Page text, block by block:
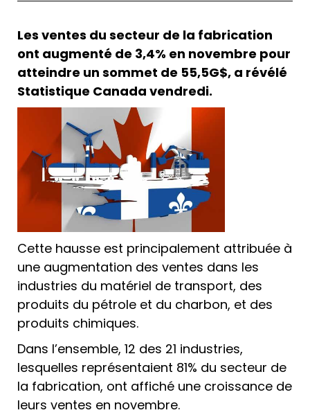
Les ventes du secteur de la fabrication
ont augmenté de 3,4% en novembre pour
atteindre un sommet de 55,5G$, a révélé
Statistique Canada vendredi.
Cette hausse est principalement attribuée à
une augmentation des ventes dans les
industries du matériel de transport, des
produits du pétrole et du charbon, et des
produits chimiques.
Dans l’ensemble, 12 des 21 industries,
lesquelles représentaient 81% du secteur de
la fabrication, ont affiché une croissance de
leurs ventes en novembre.